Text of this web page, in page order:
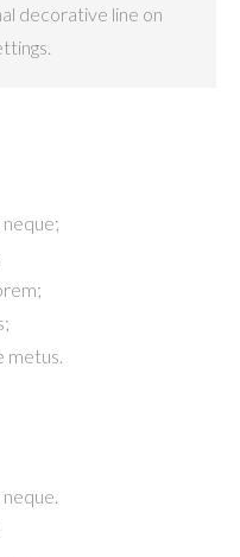
decorative line on
metus.